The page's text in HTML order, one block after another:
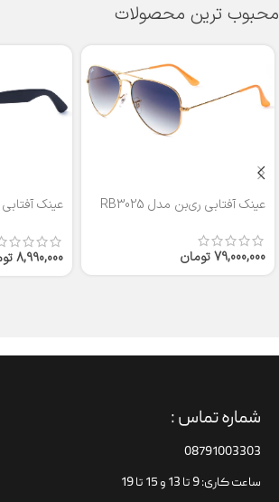
محبوب ترین محصولات
عینک آفتابی ری‌بن مدل RB3025
79,000,000تومان
8,990,000
شماره تماس :
08791003303
ساعت کاری: 9 تا 13 و 15 تا 19